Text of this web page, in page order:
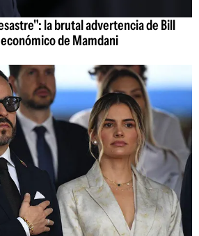
la brutal advertencia de Bill
de Mamdani